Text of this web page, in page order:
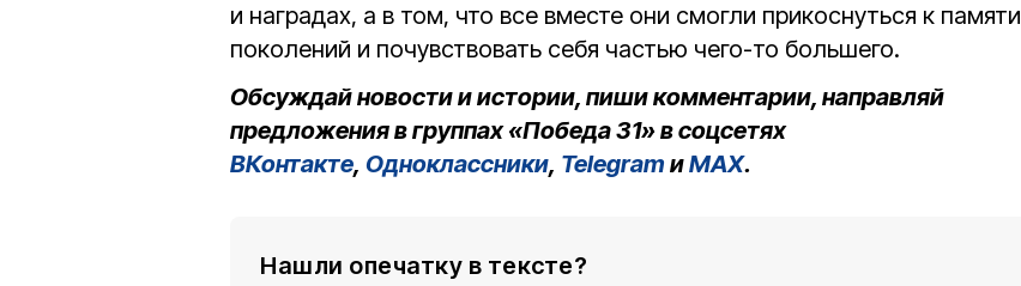
и наградах, а в том, что все вместе они смогли прикоснуться к памяти
поколений и почувствовать себя частью чего-то большего.
Обсуждай новости и истории, пиши комментарии, направляй
предложения в группах «Победа 31» в соцсетях
ВКонтакте, Одноклассники, Telegram иMAX.
Нашли опечатку в тексте?